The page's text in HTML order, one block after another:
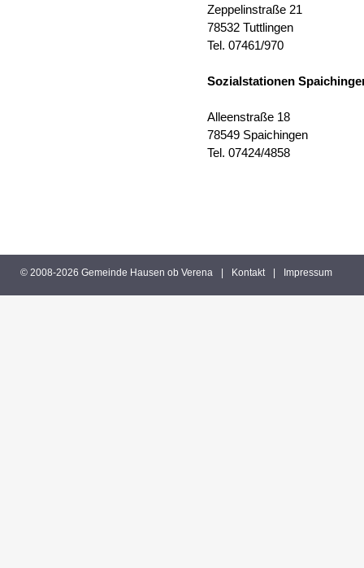
Zeppelinstraße 21
78532 Tuttlingen
Tel. 07461/970
Sozialstationen
Alleenstraße 18
78549 Spaichingen
Tel. 07424/4858
© 2008-2026 Gemeinde Hausen ob Verena Kontakt Impressum